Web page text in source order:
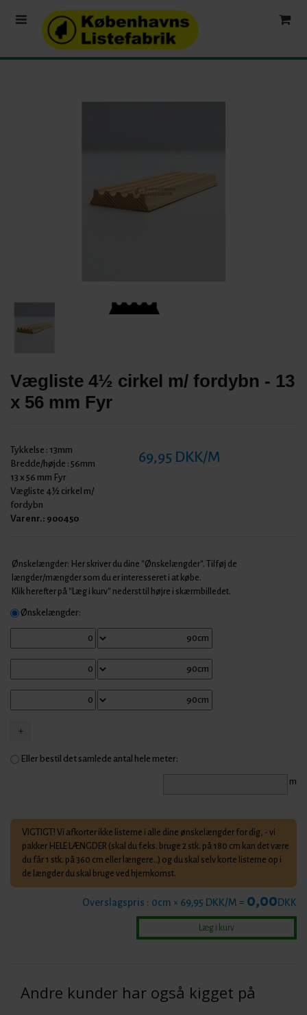
Vægliste 4½ cirkel m/ fordybn - 13
x 56 mm Fyr
Tykkelse : 13mm
Bredde/højde : 56mm
13 x 56 mm Fyr
Vægliste 4½ cirkel m/
fordybn
Varenr.: 900450
69,95 DKK/M
Ønskelængder: Her skriver du dine "Ønskelængder". Tilføj de
længder/mængder som du er interesseret i at købe.
Klik herefter på "Læg i kurv" nederst til højre i skærmbilledet.
Ønskelængder:
Eller bestil det samlede antal hele meter:
m
VIGTIGT! Vi afkorter ikke listerne i alle dine ønskelængder for dig, - vi
pakker HELE LÆNGDER (skal du f.eks. bruge 2 stk. på 180 cm kan det være
du får 1 stk. på 360 cm eller længere..) og du skal selv korte listerne op i
de længder du skal bruge ved hjemkomst.
Overslagspris : 0cm × 69,95 DKK/M = 0,00DKK
Andre kunder har også kigget på